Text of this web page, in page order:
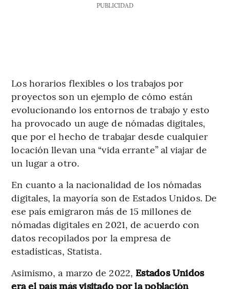
PUBLICIDAD
Los horarios flexibles o los trabajos por
proyectos son un ejemplo de cómo están
evolucionando los entornos de trabajo y esto
ha provocado un auge de nómadas digitales,
que por el hecho de trabajar desde cualquier
locación llevan una “vida errante” al viajar de
un lugar a otro.
En cuanto a la nacionalidad de los nómadas
digitales, la mayoría son de Estados Unidos. De
ese país emigraron más de 15 millones de
nómadas digitales en 2021, de acuerdo con
datos recopilados por la empresa de
estadísticas, Statista.
Asimismo, a marzo de 2022, Estados Unidos
era el país más visitado por la población